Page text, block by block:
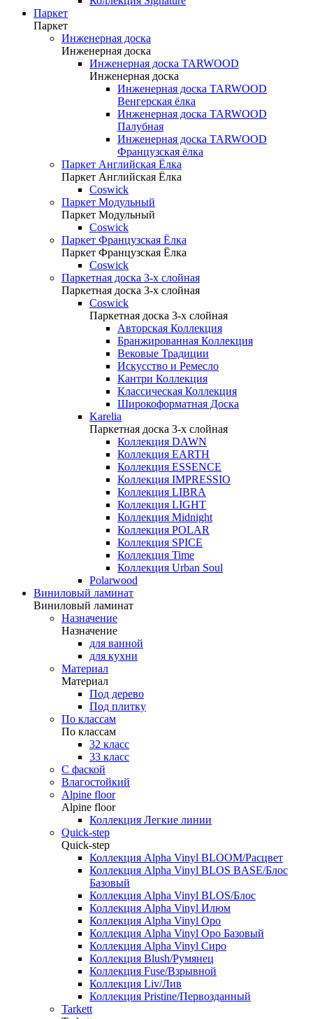
Паркет
Паркет
Инженерная доска
Инженерная доска
Инженерная доска TARWOOD
Инженерная доска
Инженерная доска TARWOOD
Венгерская ёлка
Инженерная доска TARWOOD
Палубная
Инженерная доска TARWOOD
Французская ёлка
Паркет Английская Ёлка
Паркет Английская Ёлка
Coswick
Паркет Модульный
Паркет Модульный
Coswick
Паркет Французская Ёлка
Паркет Французская Ёлка
Coswick
Паркетная доска 3-х слойная
Паркетная доска 3-х слойная
Coswick
Паркетная доска 3-х слойная
Авторская Коллекция
Бранжированная Коллекция
Вековые Традиции
Искусство и Ремесло
Кантри Коллекция
Классическая Коллекция
Широкоформатная Доска
Karelia
Паркетная доска 3-х слойная
Коллекция DAWN
Коллекция EARTH
Коллекция ESSENCE
Коллекция IMPRESSIO
Коллекция LIBRA
Коллекция LIGHT
Коллекция Midnight
Коллекция POLAR
Коллекция SPICE
Коллекция Time
Коллекция Urban Soul
Polarwood
Виниловый ламинат
Виниловый ламинат
Назначение
Назначение
для ванной
для кухни
Материал
Материал
Под дерево
Под плитку
По классам
По классам
32 класс
33 класс
С фаской
Влагостойкий
Alpine floor
Alpine floor
Коллекция Легкие линии
Quick-step
Quick-step
Коллекция Alpha Vinyl BLOOM/Расцвет
Коллекция Alpha Vinyl BLOS BASE/Блос
Базовый
Коллекция Alpha Vinyl BLOS/Блос
Коллекция Alpha Vinyl Илюм
Коллекция Alpha Vinyl Оро
Коллекция Alpha Vinyl Оро Базовый
Коллекция Alpha Vinyl Сиро
Коллекция Blush/Румянец
Коллекция Fuse/Взрывной
Коллекция Liv/Лив
Коллекция Pristine/Первозданный
Tarkett